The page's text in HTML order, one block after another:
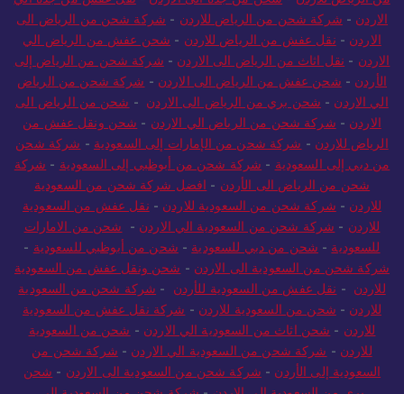
من الرياض للاردن
شحن من جدة الى الاردن -
نقل عفش من جدة الي
الاردن
شركة شحن من الرياض للاردن
شركة شحن من الرياض الى
الاردن
نقل عفش من الرياض للاردن
شحن عفش من الرياض الي
الاردن
نقل اثاث من الرياض الى الاردن
شركة شحن من الرياض إلى
الأردن
شحن عفش من الرياض الى الاردن
شركة شحن من الرياض
الي الاردن
شحن بري من الرياض الى الاردن
شحن من الرياض الى
الاردن -شركة شحن من الرياض الي الاردن -شحن ونقل عفش من
الرياض للاردن
شركة شحن من الإمارات إلى السعودية
شركة شحن
من دبي إلى السعودية - شركة شحن من أبوظبي إلى السعودية
شركة
شحن من الرياض الى الأردن
افضل شركة شحن من السعودية
للاردن
شركة شحن من السعودية للاردن-
نقل عفش من السعودية
للاردن
شركة شحن من السعودية الي الاردن -شحن من الامارات
للسعودية
شحن من دبي للسعودية شحن من أبوظبي للسعودية
شركة شحن من السعودية الى الاردن
شحن ونقل عفش من السعودية
للاردن
نقل عفش من السعودية للأردن -
شركة شحن من السعودية
للاردن
شحن من السعودية للاردن -
شركة نقل عفش من السعودية
للاردن
شحن اثاث من السعودية الي الاردن
شحن من السعودية
للاردن
-شركة شحن من السعودية الي الاردن -شركة شحن من
السعودية إلى الأردن
-شركة شحن من السعودية الى الاردن -شحن